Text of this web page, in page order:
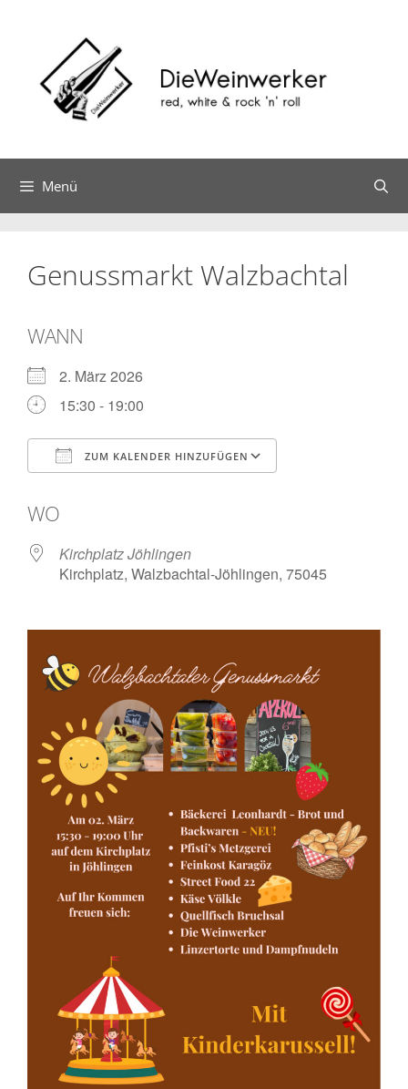
Menü
Genussmarkt Walzbachtal
WANN
2. März 2026
15:30 - 19:00
ZUM KALENDER HINZUFÜGEN
WO
Kirchplatz Jöhlingen
Kirchplatz, Walzbachtal-Jöhlingen, 75045